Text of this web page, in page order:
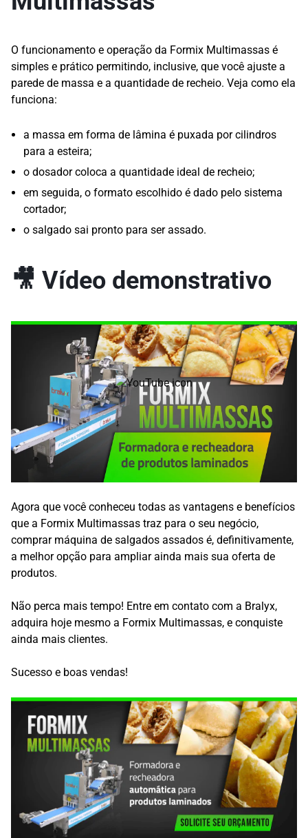
O funcionamento e operação da Formix Multimassas é
simples e prático permitindo, inclusive, que você ajuste a
parede de massa e a quantidade de recheio. Veja como ela
funciona:
a massa em forma de lâmina é puxada por cilindros
para a esteira;
o dosador coloca a quantidade ideal de recheio;
em seguida, o formato escolhido é dado pelo sistema
cortador;
o salgado sai pronto para ser assado.
🎥 Vídeo demonstrativo
Agora que você conheceu todas as vantagens e benefícios
que a Formix Multimassas traz para o seu negócio,
comprar máquina de salgados assados é, definitivamente,
a melhor opção para ampliar ainda mais sua oferta de
produtos.
Não perca mais tempo! Entre em contato com a Bralyx,
adquira hoje mesmo a Formix Multimassas, e conquiste
ainda mais clientes.
Sucesso e boas vendas!